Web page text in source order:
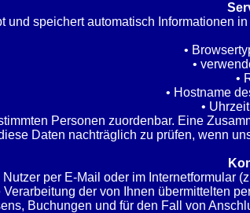
und speichert automatisch Informationen
•
•
•
• Hostname
•
Personen zuordenbar. Eine
Daten nachträglich zu prüfen, wenn
per E-Mail oder im
der von Ihnen übermittelten
Buchungen und für den Fall von